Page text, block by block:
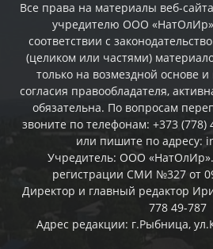
Все права на материалы веб-сайта
учредителю ООО
соответствии с
(целиком или частями)
только на возмездной основе
согласия правообладателя,
обязательна. По вопросам
звоните по телефонам: +373 (778)
или пишите по адресу:
Учредитель: ООО «НатОлИр».
регистрации СМИ №327 от
Директор и главный редактор
778 49-787
Адрес редакции: г.Рыбница,